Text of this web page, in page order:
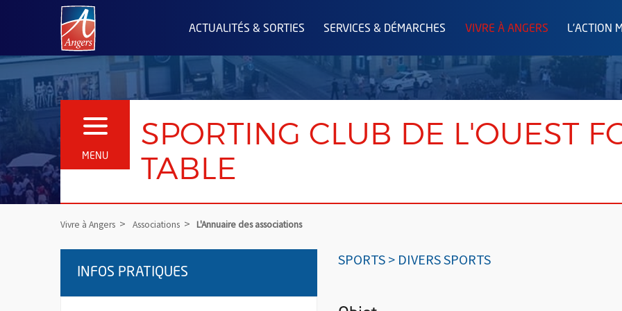
Angers.fr : Retour à l'accueil
ACTUALITÉS & SORTIES SERVICES & DÉMARCHES VIVRE À ANGERS L'ACTION
MENU
OUVRIR LE MENU
SPORTING CLUB DE L'OUEST
TABLE
Vivre à Angers Associations L'Annuaire des associations
SPORTS > DIVERS SPORTS
INFOS PRATIQUES